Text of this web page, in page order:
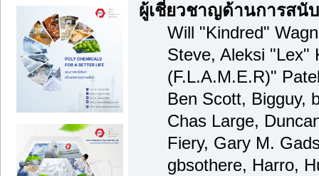
ผู้เชี่ยวชาญด้านการสนั
Will "Kindred"
Steve, Aleksi "Lex"
(F.L.A.M.E.R)"
Ben Scott, Bigguy,
Chas Large,
Fiery, Gary M.
gbsothere, Harro,